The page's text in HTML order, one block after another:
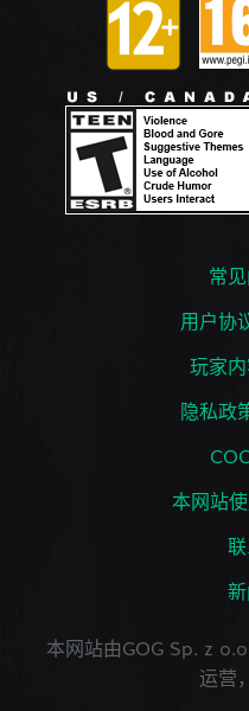
常
用户协
玩家内
隐私政
本网站
联
本网站由GOG Sp. z
运营